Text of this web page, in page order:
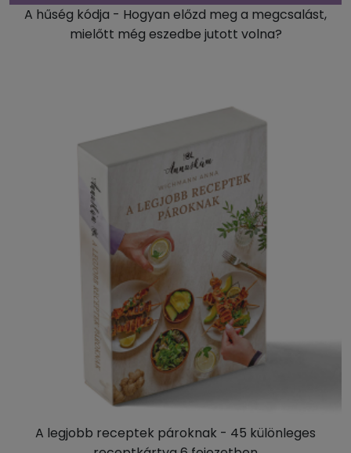
A hűség kódja - Hogyan előzd meg a megcsalást,
mielőtt még eszedbe jutott volna?
A legjobb receptek pároknak - 45 különleges